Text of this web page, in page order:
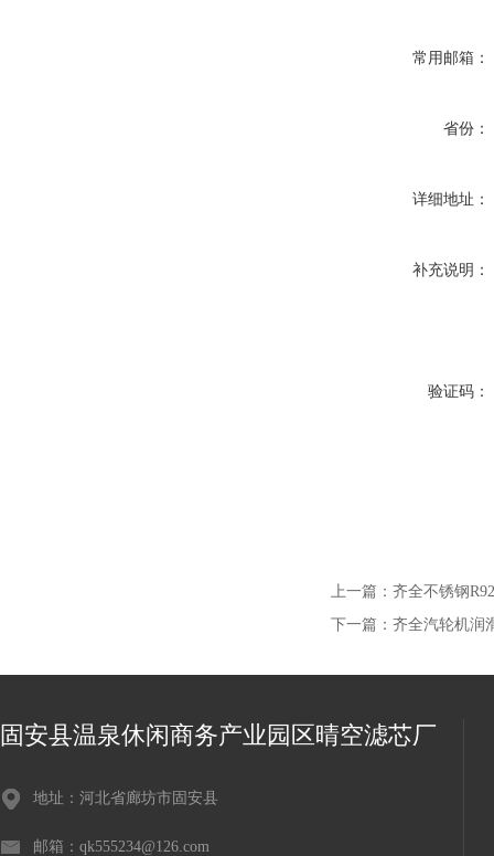
常用邮箱：
省份：
详细地址：
补充说明：
验证码：
上一篇： 齐全不锈钢
下一篇： 齐全汽轮机润
固安县温泉休闲商务产业园区晴空滤芯厂
地址：河北省廊坊市固安县
邮箱：qk555234@126.com